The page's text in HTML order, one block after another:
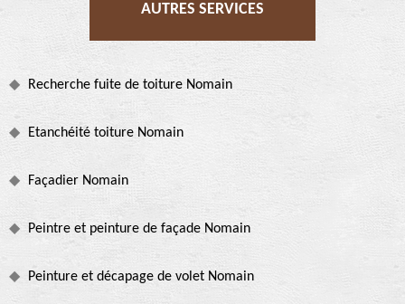
AUTRES SERVICES
Recherche fuite de toiture Nomain
Etanchéité toiture Nomain
Façadier Nomain
Peintre et peinture de façade Nomain
Peinture et décapage de volet Nomain